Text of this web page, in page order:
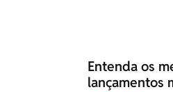
Entenda os
lançamentos